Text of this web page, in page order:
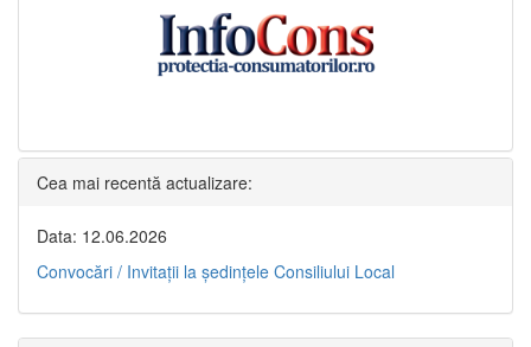
Cea mai recentă actualizare:
Data: 12.06.2026
Convocări / Invitaţii la şedinţele Consiliului Local